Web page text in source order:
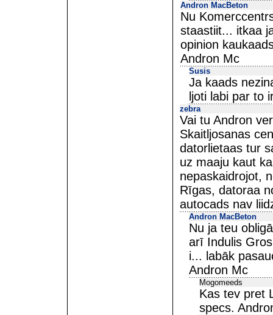
Andron MacBeton
Nu
staastiit... itkaa
opinion
Andron Mc
Susis
Ja kaads
ljoti labi par to
zebra
Vai tu Andron
Skaitljosanas
datorlietaas tur
uz maaju kaut
nepaskaidrojot,
Rīgas, datoraa
autocads nav
Andron MacBeton
Nu ja teu
arī Indulis
i... labāk
Andron Mc
Mogomeeds
Kas tev pret
specs.